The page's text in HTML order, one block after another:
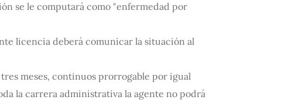
se le computará como "enfermedad por
licencia deberá comunicar la situación al
meses, continuos prorrogable por igual
la carrera administrativa la agente no podrá